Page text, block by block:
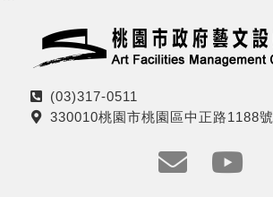
電
話
(03)317-0511
地
330010桃園市桃園區中正路1188號